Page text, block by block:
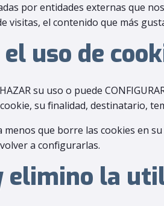
por entidades externas que
visitas, el contenido que más
uso de
su uso o puede
su finalidad, destinatario,
que borre las cookies en
a configurarlas.
elimino la